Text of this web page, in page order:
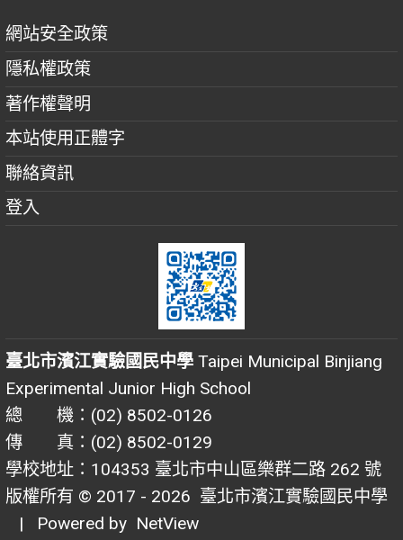
網站安全政策
隱私權政策
著作權聲明
本站使用正體字
聯絡資訊
登入
臺北市濱江實驗國民中學 Taipei Municipal Binjiang
Experimental Junior High School
總 機：(02) 8502-0126
傳 真：(02) 8502-0129
學校地址：104353 臺北市中山區樂群二路 262 號
版權所有 © 2017 - 2026 臺北市濱江實驗國民中學
| Powered by NetView